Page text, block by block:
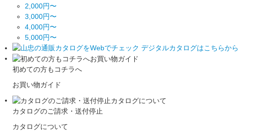
2,000円〜
3,000円〜
4,000円〜
5,000円〜
初めての方もコチラへ
お買い物ガイド
カタログのご請求・送付停止
カタログについて